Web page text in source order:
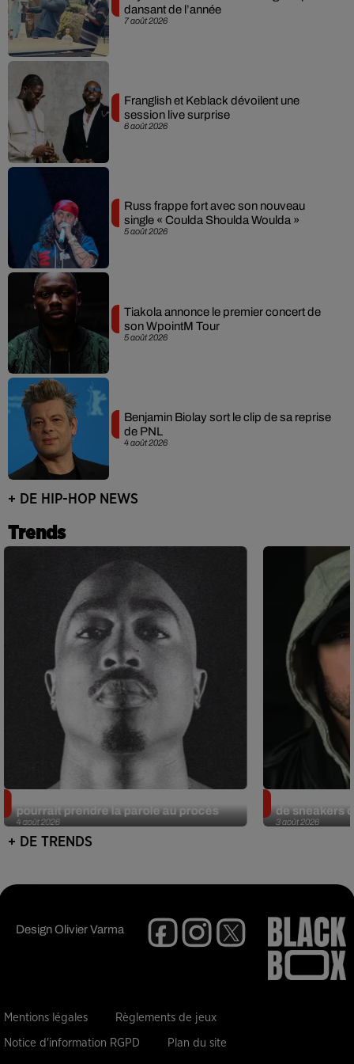
7 août 2026
dansant de l’année
6 août 2026
Franglish et Keblack dévoilent une
session live surprise
5 août 2026
Russ frappe fort avec son nouveau
single « Coulda Shoulda Woulda »
5 août 2026
Tiakola annonce le premier concert de
son WpointM Tour
4 août 2026
Benjamin Biolay sort le clip de sa reprise
de PNL
+ DE HIP-HOP NEWS
Trends
4 août 2026
pourrait prendre la parole au procès
3 août 2026
de sneakers
+ DE TRENDS
DesignOlivier Varma
Mentions légales Règlements de jeux
Notice d'information RGPD Plan du site